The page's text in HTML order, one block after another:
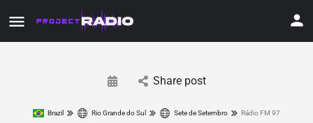
Share post
Brazil Rio Grande do Sul Sete de Setembro Rádio FM 97